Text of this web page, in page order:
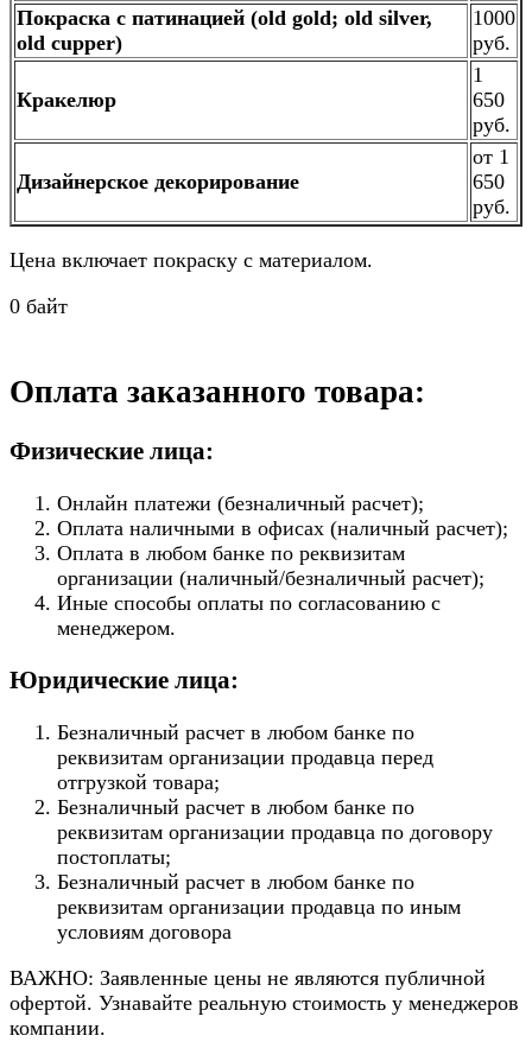
Покраска с патинацией (old gold; old silver,
old cupper)
1000
руб.
Кракелюр
1
650
руб.
Дизайнерское декорирование
от 1
650
руб.
Цена включает покраску с материалом.
0 байт
Оплата заказанного товара:
Физические лица:
Онлайн платежи (безналичный расчет);
Оплата наличными в офисах (наличный расчет);
Оплата в любом банке по реквизитам
организации (наличный/безналичный расчет);
Иные способы оплаты по согласованию с
менеджером.
Юридические лица:
Безналичный расчет в любом банке по
реквизитам организации продавца перед
отгрузкой товара;
Безналичный расчет в любом банке по
реквизитам организации продавца по договору
постоплаты;
Безналичный расчет в любом банке по
реквизитам организации продавца по иным
условиям договора
ВАЖНО: Заявленные цены не являются публичной
офертой. Узнавайте реальную стоимость у менеджеров
компании.